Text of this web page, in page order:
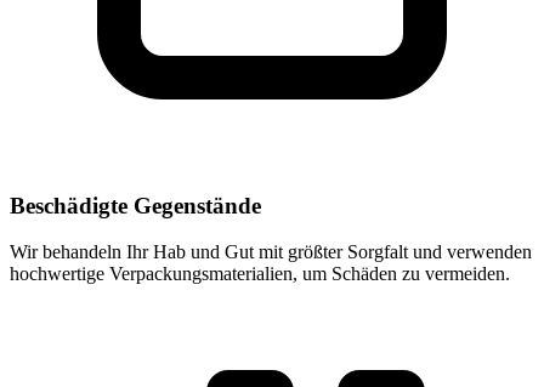
Beschädigte Gegenstände
Wir behandeln Ihr Hab und Gut mit größter Sorgfalt und verwenden
hochwertige Verpackungsmaterialien, um Schäden zu vermeiden.